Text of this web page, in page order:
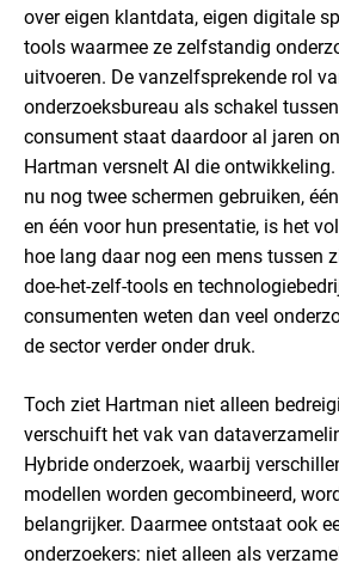
over eigen klantdata, eigen digitale
tools waarmee ze zelfstandig
uitvoeren. De vanzelfsprekende rol
onderzoeksbureau als schakel
consument staat daardoor al jaren
Hartman versnelt AI die
nu nog twee schermen gebruiken,
en één voor hun presentatie, is het
hoe lang daar nog een mens tussen
doe-het-zelf-tools en
consumenten weten dan veel
de sector verder onder druk.
Toch ziet Hartman niet alleen
verschuift het vak van
Hybride onderzoek, waarbij
modellen worden gecombineerd,
belangrijker. Daarmee ontstaat ook
onderzoekers: niet alleen als